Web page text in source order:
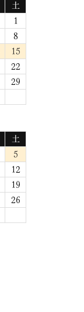
土
1
8
15
22
29
土
5
12
19
26